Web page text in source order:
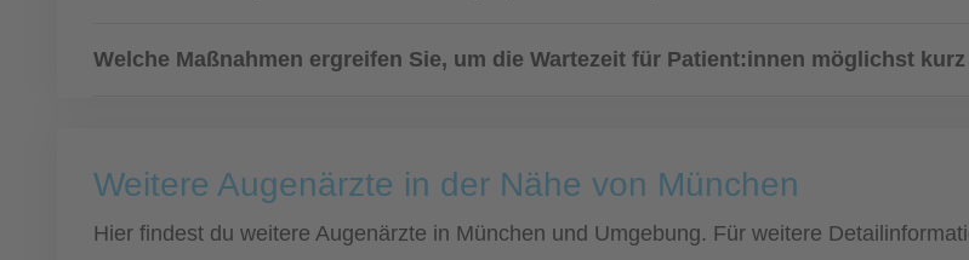
Welche Maßnahmen ergreifen Sie, um die Wartezeit für Patient:innen möglichst
Weitere Augenärzte in der Nähe von München
Hier findest du weitere Augenärzte in München und Umgebung. Für weitere